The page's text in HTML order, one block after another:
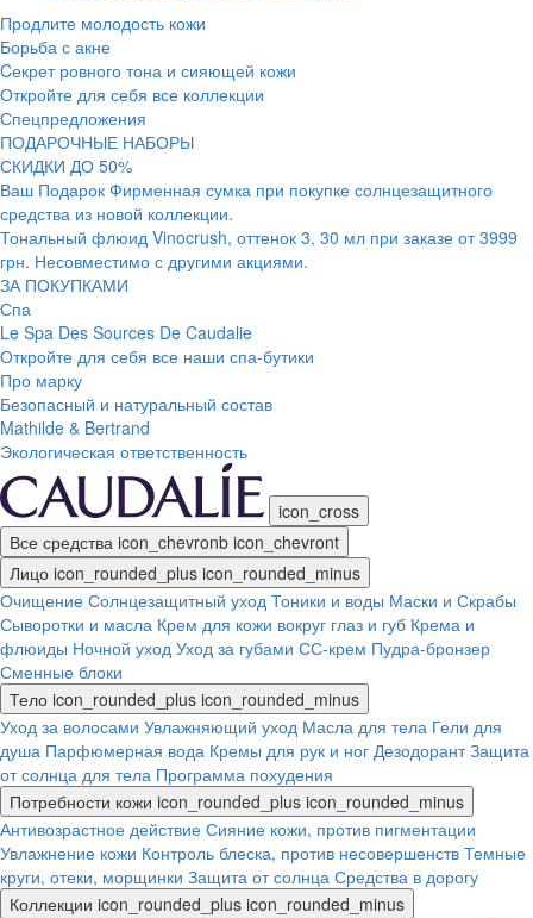
Продлите молодость кожи
Борьба с акне
Cекрет ровного тона и сияющей кожи
Откройте для себя все коллекции
Спецпредложения
ПОДАРОЧНЫЕ НАБОРЫ
СКИДКИ ДО 50%
Ваш Подарок Фирменная сумка при покупке солнцезащитного
средства из новой коллекции.
Тональный флюид Vinocrush, оттенок 3, 30 мл при заказе от 3999
грн. Несовместимо с другими акциями.
ЗА ПОКУПКАМИ
Спа
Le Spa Des Sources De Caudalie
Откройте для себя все наши спа-бутики
Про марку
Безопасный и натуральный состав
Mathilde & Bertrand
Экологическая ответственность
icon_cross
Все средства icon_chevronb icon_chevront
Лицо icon_rounded_plus icon_rounded_minus
Очищение Солнцезащитный уход Тоники и воды Маски и Скрабы
Сыворотки и масла Крем для кожи вокруг глаз и губ Крема и
флюиды Ночной уход Уход за губами СС-крем Пудра-бронзер
Сменные блоки
Тело icon_rounded_plus icon_rounded_minus
Уход за волосами Увлажняющий уход Масла для тела Гели для
душа Парфюмерная вода Кремы для рук и ног Дезодорант Защита
от солнца для тела Программа похудения
Потребности кожи icon_rounded_plus icon_rounded_minus
Антивозрастное действие Сияние кожи, против пигментации
Увлажнение кожи Контроль блеска, против несовершенств Темные
круги, отеки, морщинки Защита от солнца Средства в дорогу
Коллекции icon_rounded_plus icon_rounded_minus